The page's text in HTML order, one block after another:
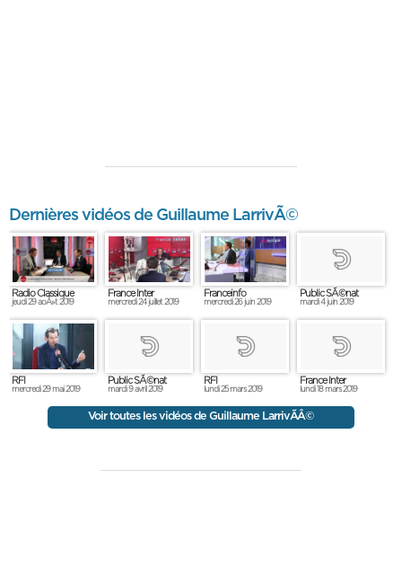
Dernières vidéos de Guillaume LarrivÃ©
Radio Classique
jeudi 29 aoÃ»t 2019
France Inter
mercredi 24 juillet 2019
Franceinfo
mercredi 26 juin 2019
Public SÃ©nat
mardi 4 juin 2019
RFI
mercredi 29 mai 2019
Public SÃ©nat
mardi 9 avril 2019
RFI
lundi 25 mars 2019
France Inter
lundi 18 mars 2019
Voir toutes les vidéos de Guillaume LarrivÃÂ©